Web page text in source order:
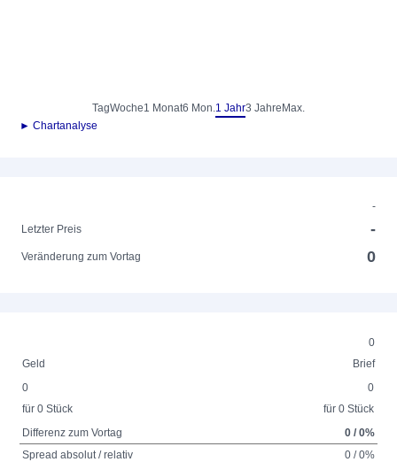
TagWoche1 Monat6 Mon.1 Jahr3 Jahre Max.
► Chartanalyse
-
Letzter Preis
-
Veränderung zum Vortag 0
0
Geld
Brief
0
für 0 Stück
0
für 0 Stück
Differenz zum Vortag
0 / 0%
Spread absolut / relativ
0 / 0%